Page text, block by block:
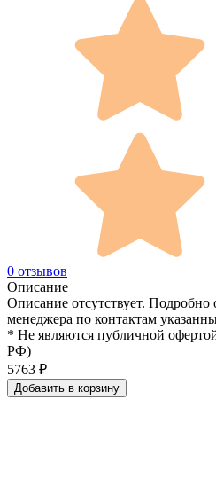
0 отзывов
Описание
Описание отсутствует. Подробно
менеджера по контактам
* Не являются публичной
РФ)
5763 ₽
Добавить в корзину